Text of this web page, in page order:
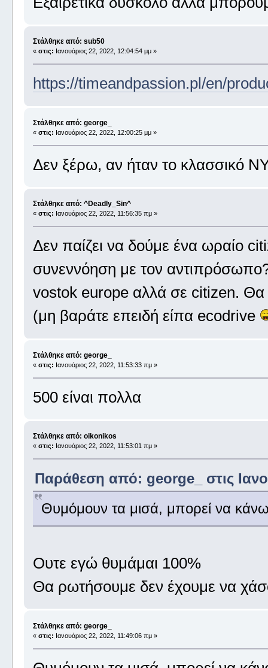
Στάλθηκε από: sub50
« στις: Ιανουάριος 22, 2022, 12:04:54 μμ »
https://timeandpassion.pl/en/
Στάλθηκε από: george_
« στις: Ιανουάριος 22, 2022, 12:00:25 μμ »
Δεν ξέρω, αν ήταν το κλασσικό
Στάλθηκε από: ^Deadly_Sin^
« στις: Ιανουάριος 22, 2022, 11:56:35 πμ »
Δεν παίζει να δούμε ένα ωραίο
συνεννόηση με τον
vostok europe αλλά σε citizen. Θα
(μη βαράτε επειδή είπα ecodrive
Στάλθηκε από: george_
« στις: Ιανουάριος 22, 2022, 11:53:33 πμ »
500 είναι πολλα
Στάλθηκε από: oikonikos
« στις: Ιανουάριος 22, 2022, 11:53:01 πμ »
Παράθεση από: george_ στις
Θυμόμουν τα μισά, μπορεί να
Ουτε εγώ θυμάμαι 100%
Θα ρωτήσουμε δεν έχουμε να
Στάλθηκε από: george_
« στις: Ιανουάριος 22, 2022, 11:49:06 πμ »